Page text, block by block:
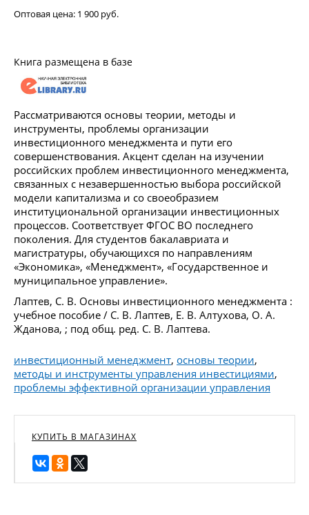
Оптовая цена: 1 900 руб.
Книга размещена в базе
Рассматриваются основы теории, методы и
инструменты, проблемы организации
инвестиционного менеджмента и пути его
совершенствования. Акцент сделан на изучении
российских проблем инвестиционного менеджмента,
связанных с незавершенностью выбора российской
модели капитализма и со своеобразием
институциональной организации инвестиционных
процессов. Соответствует ФГОС ВО последнего
поколения. Для студентов бакалавриата и
магистратуры, обучающихся по направлениям
«Экономика», «Менеджмент», «Государственное и
муниципальное управление».
Лаптев, С. В. Основы инвестиционного менеджмента :
учебное пособие / С. В. Лаптев, Е. В. Алтухова, О. А.
Жданова, ; под общ. ред. С. В. Лаптева.
инвестиционный менеджмент, основы теории,
методы и инструменты управления инвестициями,
проблемы эффективной организации управления
КУПИТЬ В МАГАЗИНАХ